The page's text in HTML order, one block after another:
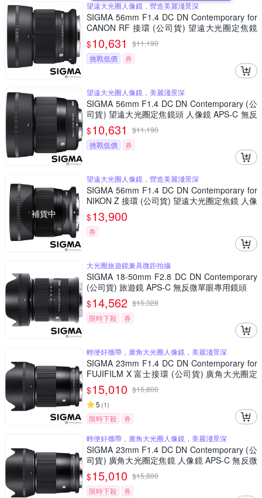
望遠大光圈人像鏡，營造美麗淺景深
SIGMA 56mm F1.4 DC DN Contemporary for
CANON RF 接環 (公司貨) 望遠大光圈定焦鏡
人像鏡 APS-C 無反微單眼專用鏡頭
$10,631 $11,190
挑戰低價
券
望遠大光圈人像鏡，美麗淺景深
SIGMA 56mm F1.4 DC DN Contemporary (公
司貨) 望遠大光圈定焦鏡頭 人像鏡 APS-C 無反
微單眼專用鏡頭
$10,631 $11,190
挑戰低價
券
補貨中
望遠大光圈人像鏡，營造美麗淺景深
SIGMA 56mm F1.4 DC DN Contemporary for
NIKON Z 接環 (公司貨) 望遠大光圈定焦鏡 人像
鏡 APS-C 無反微單眼專用鏡頭
$13,900
券
大光圈旅遊鏡兼具微距拍攝
SIGMA 18-50mm F2.8 DC DN Contemporary
(公司貨) 旅遊鏡 APS-C 無反微單眼專用鏡頭
$14,562 $15,328
限時下殺
券
輕便好攜帶，廣角大光圈人像鏡，美麗淺景深
SIGMA 23mm F1.4 DC DN Contemporary for
FUJIFILM X 富士接環 (公司貨) 廣角大光圈定
焦鏡 人像鏡 APS-C 無反微單眼專用鏡頭
$15,010 $15,800
5 (1)
限時下殺
券
輕便好攜帶，廣角大光圈人像鏡，美麗淺景深
SIGMA 23mm F1.4 DC DN Contemporary (公
司貨) 廣角大光圈定焦鏡 人像鏡 APS-C 無反微
單眼專用鏡頭
$15,010 $15,800
限時下殺
券